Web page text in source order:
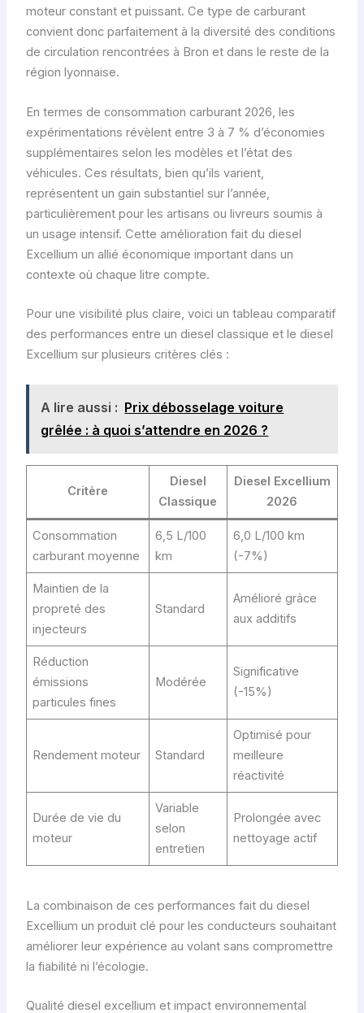
moteur constant et puissant. Ce type de carburant
convient donc parfaitement à la diversité des conditions
de circulation rencontrées à Bron et dans le reste de la
région lyonnaise.
En termes de consommation carburant 2026, les
expérimentations révèlent entre 3 à 7 % d’économies
supplémentaires selon les modèles et l’état des
véhicules. Ces résultats, bien qu’ils varient,
représentent un gain substantiel sur l’année,
particulièrement pour les artisans ou livreurs soumis à
un usage intensif. Cette amélioration fait du diesel
Excellium un allié économique important dans un
contexte où chaque litre compte.
Pour une visibilité plus claire, voici un tableau comparatif
des performances entre un diesel classique et le diesel
Excellium sur plusieurs critères clés :
A lire aussi : Prix débosselage voiture
grêlée : à quoi s’attendre en 2026 ?
Critère
Diesel
Classique
Diesel Excellium
2026
Consommation
carburant moyenne
6,5 L/100
km
6,0 L/100 km
(-7%)
Maintien de la
propreté des
injecteurs
Standard
Amélioré grâce
aux additifs
Réduction
émissions
particules fines
Modérée
Significative
(-15%)
Rendement moteur Standard
Optimisé pour
meilleure
réactivité
Durée de vie du
moteur
Variable
selon
entretien
Prolongée avec
nettoyage actif
La combinaison de ces performances fait du diesel
Excellium un produit clé pour les conducteurs souhaitant
améliorer leur expérience au volant sans compromettre
la fiabilité ni l’écologie.
Qualité diesel excellium et impact environnemental